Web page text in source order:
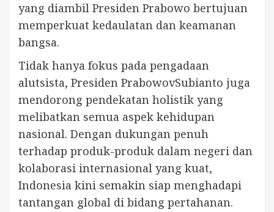
yang diambil Presiden Prabowo bertujuan
memperkuat kedaulatan dan keamanan
bangsa.
Tidak hanya fokus pada pengadaan
alutsista, Presiden PrabowovSubianto juga
mendorong pendekatan holistik yang
melibatkan semua aspek kehidupan
nasional. Dengan dukungan penuh
terhadap produk-produk dalam negeri dan
kolaborasi internasional yang kuat,
Indonesia kini semakin siap menghadapi
tantangan global di bidang pertahanan.